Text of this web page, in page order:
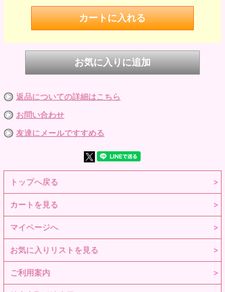
製作国 MADE IN JAPAN
サイズ momoko〇、ruruko(ピュアニーモフレクションXS / S
男の子 / オビツ22) △、六分の一男子図鑑△、うさぎぃボデ
返品についての詳細はこちら
お問い合わせ
友達にメールですすめる
トップへ戻る
カートを見る
マイページへ
お気に入りリストを見る
ご利用案内